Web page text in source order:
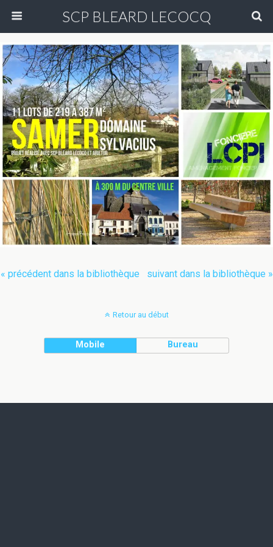
SCP BLEARD LECOCQ
« précédent dans la bibliothèque suivant dans la bibliothèque »
Retour au début
Mobile Bureau